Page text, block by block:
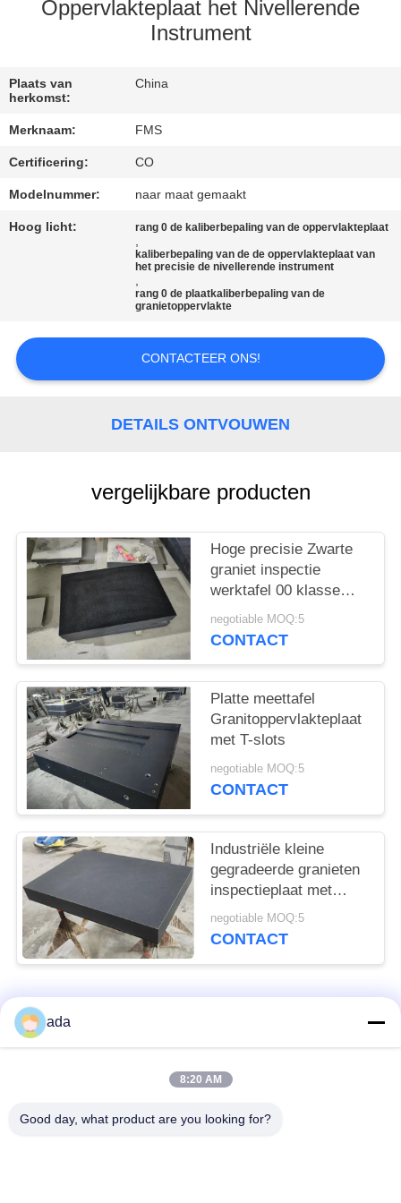
NIEUWS
OM EEN
CITAAT
POLICY
Oppervlakteplaat het Nivellerende
Instrument
Plaats van
herkomst:
China
Merknaam: FMS
Certificering: CO
Modelnummer: naar maat gemaakt
Hoog licht: rang 0 de kaliberbepaling van de oppervlakteplaat
,
kaliberbepaling van de de oppervlakteplaat van
het precisie de nivellerende instrument
,
rang 0 de plaatkaliberbepaling van de
granietoppervlakte
CONTACTEER ONS!
DETAILS ONTVOUWEN
vergelijkbare producten
Hoge precisie Zwarte
graniet inspectie
werktafel 00 klasse
kwaliteit oppervlakte
plaat
negotiable MOQ:5
CONTACT
Platte meettafel
Granitoppervlakteplaat
met T-slots
negotiable MOQ:5
CONTACT
Industriële kleine
gegradeerde granieten
inspectieplaat met
stand
negotiable MOQ:5
CONTACT
populaire categorieën
de plaat van de
ada
8:20 AM
Good day, what product are you looking for?